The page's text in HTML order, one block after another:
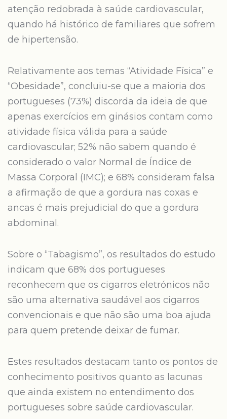
atenção redobrada à saúde cardiovascular,
quando há histórico de familiares que sofrem
de hipertensão.
Relativamente aos temas “Atividade Física” e
“Obesidade”, concluiu-se que a maioria dos
portugueses (73%) discorda da ideia de que
apenas exercícios em ginásios contam como
atividade física válida para a saúde
cardiovascular; 52% não sabem quando é
considerado o valor Normal de Índice de
Massa Corporal (IMC); e 68% consideram falsa
a afirmação de que a gordura nas coxas e
ancas é mais prejudicial do que a gordura
abdominal.
Sobre o “Tabagismo”, os resultados do estudo
indicam que 68% dos portugueses
reconhecem que os cigarros eletrónicos não
são uma alternativa saudável aos cigarros
convencionais e que não são uma boa ajuda
para quem pretende deixar de fumar.
Estes resultados destacam tanto os pontos de
conhecimento positivos quanto as lacunas
que ainda existem no entendimento dos
portugueses sobre saúde cardiovascular.